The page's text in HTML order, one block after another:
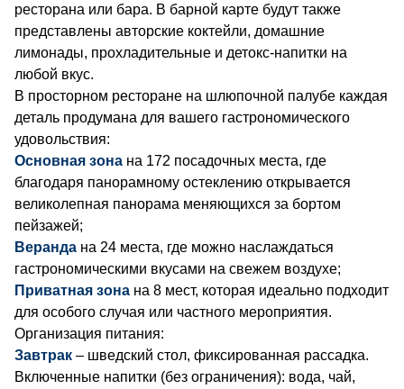
ресторана или бара. В барной карте будут также
представлены авторские коктейли, домашние
лимонады, прохладительные и детокс-напитки на
любой вкус.
В просторном ресторане на шлюпочной палубе каждая
деталь продумана для вашего гастрономического
удовольствия:
Основная зона на 172 посадочных места, где
благодаря панорамному остеклению открывается
великолепная панорама меняющихся за бортом
пейзажей;
Веранда на 24 места, где можно наслаждаться
гастрономическими вкусами на свежем воздухе;
Приватная зона на 8 мест, которая идеально подходит
для особого случая или частного мероприятия.
Организация питания:
Завтрак – шведский стол, фиксированная рассадка.
Включенные напитки (без ограничения): вода, чай,